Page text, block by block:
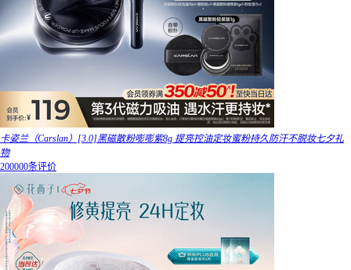
卡姿兰（Carslan）[3.0]黑磁散粉嘭嘭紫8g 提亮控油定妆蜜粉持久防汗不脱妆七夕礼
物
200000条评价